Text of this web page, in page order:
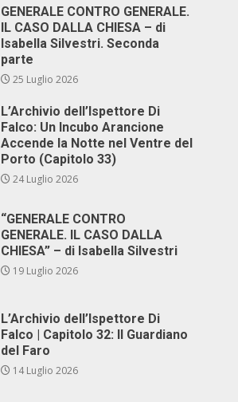
GENERALE CONTRO GENERALE.
IL CASO DALLA CHIESA – di
Isabella Silvestri. Seconda
parte
25 Luglio 2026
L’Archivio dell’Ispettore Di
Falco: Un Incubo Arancione
Accende la Notte nel Ventre del
Porto (Capitolo 33)
24 Luglio 2026
“GENERALE CONTRO
GENERALE. IL CASO DALLA
CHIESA” – di Isabella Silvestri
19 Luglio 2026
L’Archivio dell’Ispettore Di
Falco | Capitolo 32: Il Guardiano
del Faro
14 Luglio 2026